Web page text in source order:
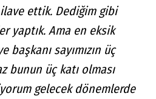
ettik. Dediğim gibi
yaptık. Ama en eksik
başkanı sayımızın üç
bunun üç katı olması
gelecek dönemlerde